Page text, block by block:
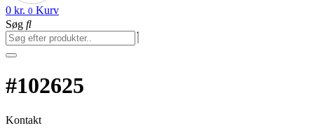
0 kr. 0 Kurv
Søg
#102625
Kontakt